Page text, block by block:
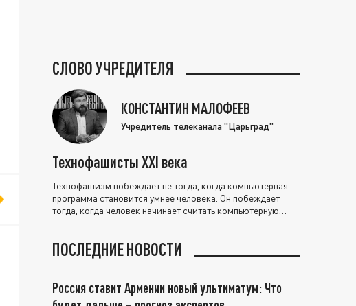
СЛОВО УЧРЕДИТЕЛЯ
КОНСТАНТИН МАЛОФЕЕВ
Учредитель телеканала "Царьград"
Технофашисты XXI века
Технофашизм побеждает не тогда, когда компьютерная
программа становится умнее человека. Он побеждает
тогда, когда человек начинает считать компьютерную
ПОСЛЕДНИЕ НОВОСТИ
Россия ставит Армении новый ультиматум: Что